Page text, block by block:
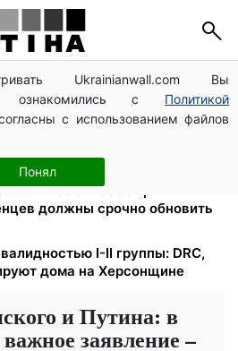
Ukrainianwall.com Вы
ознакомились с Политикой
с использованием файлов
Понял
улице: водителям
остановку — штраф до 680
стать главной точкой
Киев
— 2000 и 3000 грн: 4
должны срочно обновить
I-II группы: DRC,
дома на Херсонщине
и Путина: в
заявление –